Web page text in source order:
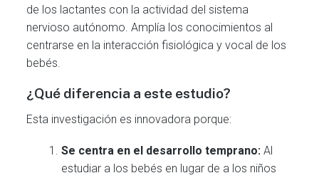
de los lactantes con la actividad del sistema
nervioso autónomo. Amplía los conocimientos al
centrarse en la interacción fisiológica y vocal de los
bebés.
¿Qué diferencia a este estudio?
Esta investigación es innovadora porque:
Se centra en el desarrollo temprano:Al
estudiar a los bebés en lugar de a los niños